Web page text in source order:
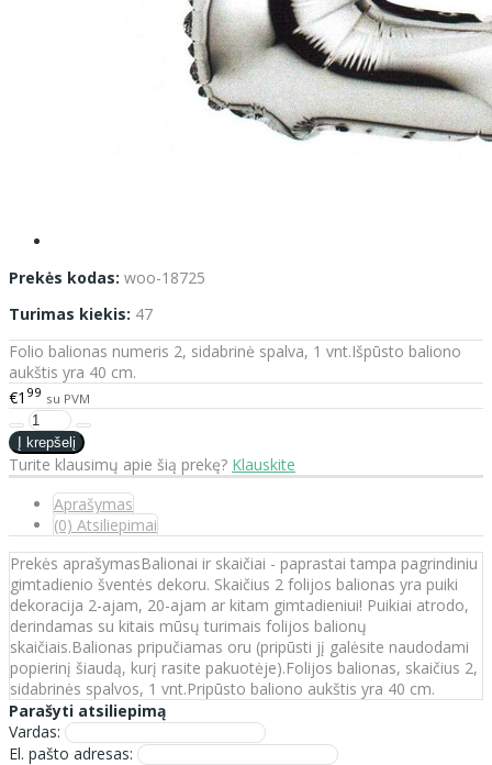
Prekės kodas: woo-18725
Turimas kiekis: 47
Folio balionas numeris 2, sidabrinė spalva, 1 vnt.Išpūsto baliono
aukštis yra 40 cm.
€1 99 su PVM
Turite klausimų apie šią prekę? Klauskite
Aprašymas
(0) Atsiliepimai
Prekės aprašymasBalionai ir skaičiai - paprastai tampa pagrindiniu
gimtadienio šventės dekoru. Skaičius 2 folijos balionas yra puiki
dekoracija 2-ajam, 20-ajam ar kitam gimtadieniui! Puikiai atrodo,
derindamas su kitais mūsų turimais folijos balionų
skaičiais.Balionas pripučiamas oru (pripūsti jį galėsite naudodami
popierinį šiaudą, kurį rasite pakuotėje).Folijos balionas, skaičius 2,
sidabrinės spalvos, 1 vnt.Pripūsto baliono aukštis yra 40 cm.
Parašyti atsiliepimą
Vardas:
El. pašto adresas: